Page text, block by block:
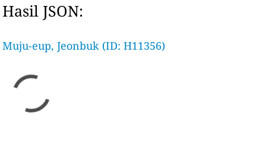
Hasil JSON:
Muju-eup, Jeonbuk (ID: H11356)